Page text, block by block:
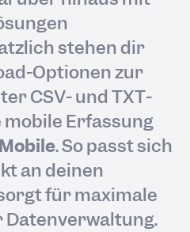
stehen dir
Optionen zur
CSV- und TXT-
mobile Erfassung
. So passt sich
an deinen
für maximale